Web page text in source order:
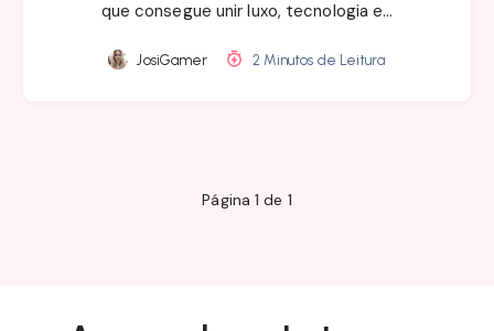
que consegue unir luxo, tecnologia e…
JosiGamer 2 Minutos de Leitura
Página 1 de 1